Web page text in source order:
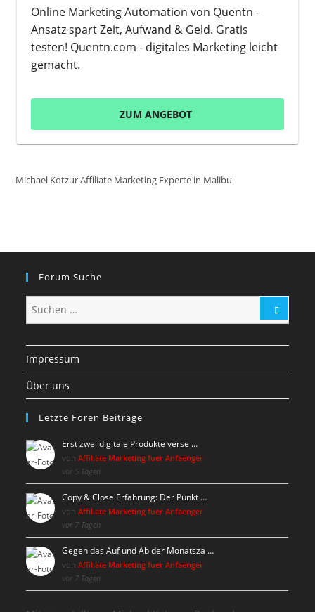
Online Marketing Automation von Quentn -
Ansatz spart Zeit, Aufwand & Geld. Gratis
testen! Quentn.com - digitales Marketing leicht
gemacht.
ZUM ANGEBOT
Michael Kotzur Affiliate Marketing Experte in Malibu
Forum Suche
Impressum
Über uns
Letzte Foren Beiträge
Erst zwei digitale Produkte verse …
vonAffiliate Marketing fuer Anfaenger
vor 5 Tagen
Copy & Close Erfahrung: Der Punkt …
vonAffiliate Marketing fuer Anfaenger
vor 7 Tagen
Gegen das Auf und Ab der Monatsza …
vonAffiliate Marketing fuer Anfaenger
vor 7 Tagen